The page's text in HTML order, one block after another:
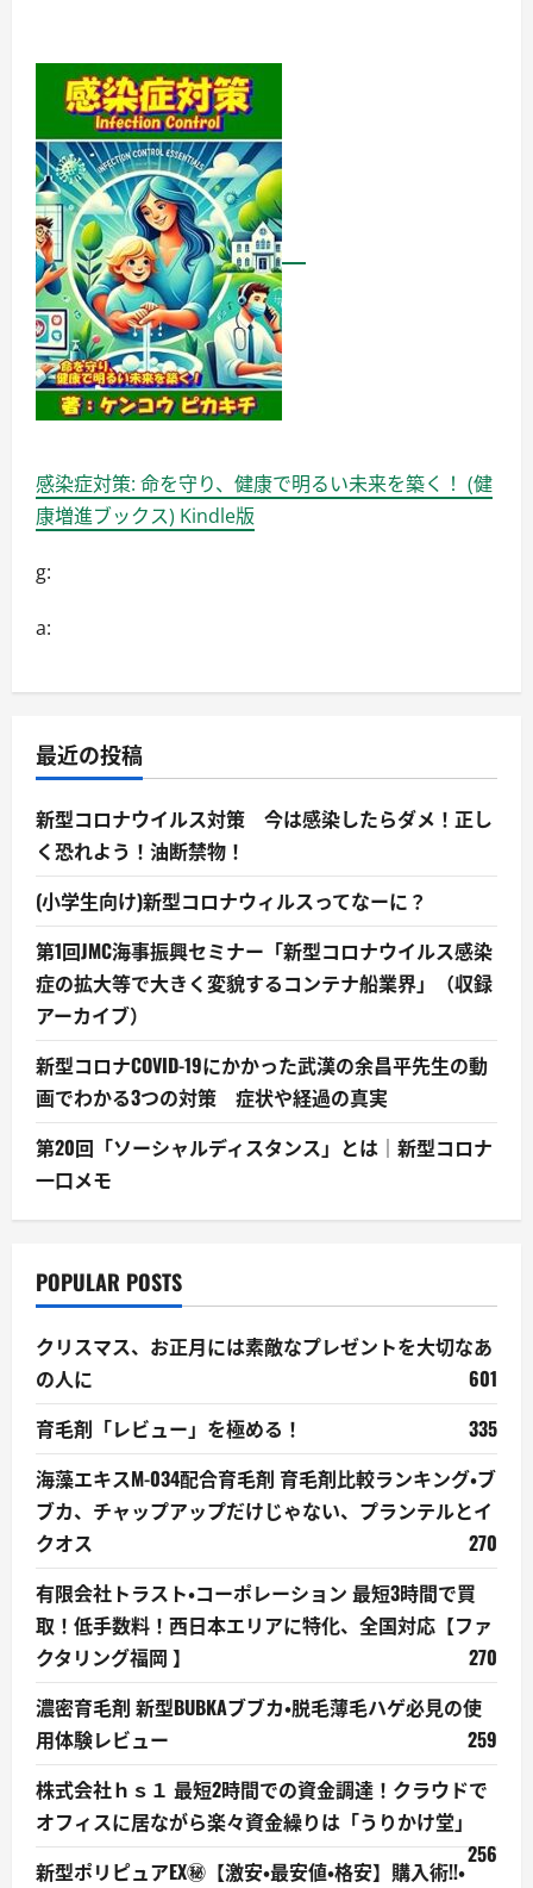
感染症対策: 命を守り、健康で明るい未来を築く！ (健
康増進ブックス) Kindle版
g:
a:
最近の投稿
新型コロナウイルス対策 今は感染したらダメ！正し
く恐れよう！油断禁物！
(小学生向け)新型コロナウィルスってなーに？
第1回JMC海事振興セミナー「新型コロナウイルス感染
症の拡大等で大きく変貌するコンテナ船業界」（収録
アーカイブ）
新型コロナCOVID-19にかかった武漢の余昌平先生の動
画でわかる3つの対策 症状や経過の真実
第20回「ソーシャルディスタンス」とは｜新型コロナ
一口メモ
POPULAR POSTS
クリスマス、お正月には素敵なプレゼントを大切なあ
の人に
601
育毛剤「レビュー」を極める！
335
海藻エキスM-034配合育毛剤 育毛剤比較ランキング・ブ
ブカ、チャップアップだけじゃない、プランテルとイ
クオス
270
有限会社トラスト・コーポレーション 最短3時間で買
取！低手数料！西日本エリアに特化、全国対応【ファ
クタリング福岡 】
270
濃密育毛剤 新型BUBKAブブカ・脱毛薄毛ハゲ必見の使
用体験レビュー
259
株式会社ｈｓ１ 最短2時間での資金調達！クラウドで
オフィスに居ながら楽々資金繰りは「うりかけ堂」
256
新型ポリピュアEX㊙【激安・最安値・格安】購入術!!・